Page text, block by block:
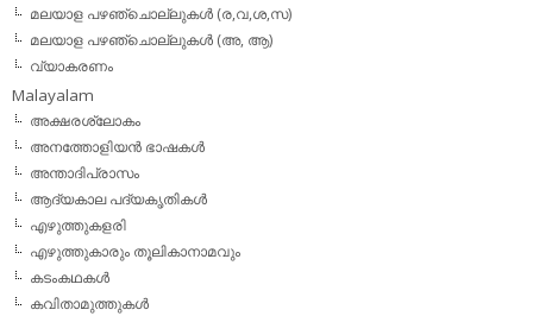
മലയാള പഴഞ്ചൊല്ലുകള്‍ (ര,വ,ശ,സ)
മലയാള പഴഞ്ചൊല്ലുകൾ (അ, ആ)
വ്യാകരണം
Malayalam
അക്ഷരശ്ലോകം
അനത്തോളിയന്‍ ഭാഷകള്‍
അന്താദിപ്രാസം
ആദ്യകാല പദ്യകൃതികള്‍
എഴുത്തുകളരി
എഴുത്തുകാരും തൂലികാനാമവും
കടംകഥകള്‍
കവിതാമുത്തുകള്‍